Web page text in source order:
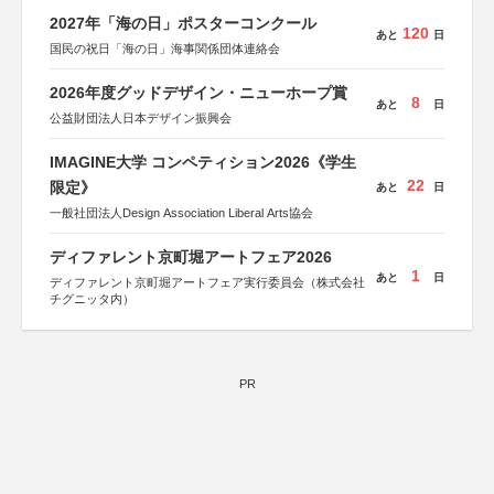
2027年「海の日」ポスターコンクール
国民の祝日「海の日」海事関係団体連絡会
あと 120 日
2026年度グッドデザイン・ニューホープ賞
公益財団法人日本デザイン振興会
あと 8 日
IMAGINE大学 コンペティション2026《学生
限定》
一般社団法人Design Association Liberal Arts協会
あと 22 日
ディファレント京町堀アートフェア2026
ディファレント京町堀アートフェア実行委員会（株式会社
チグニッタ内）
あと 1 日
PR